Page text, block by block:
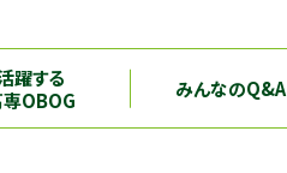
躍する
専OBOG
みんなのQ&A